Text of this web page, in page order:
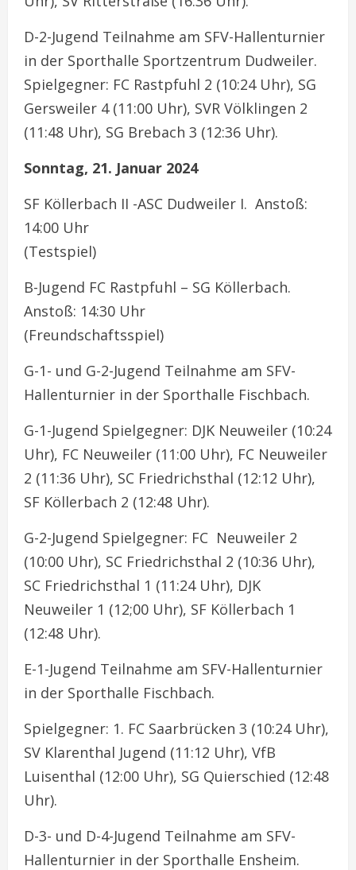
D-2-Jugend Teilnahme am SFV-Hallenturnier
in der Sporthalle Sportzentrum Dudweiler.
Spielgegner: FC Rastpfuhl 2 (10:24 Uhr), SG
Gersweiler 4 (11:00 Uhr), SVR Völklingen 2
(11:48 Uhr), SG Brebach 3 (12:36 Uhr).
Sonntag, 21. Januar 2024
SF Köllerbach II -ASC Dudweiler I. Anstoß:
14:00 Uhr
(Testspiel)
B-Jugend FC Rastpfuhl – SG Köllerbach.
Anstoß: 14:30 Uhr
(Freundschaftsspiel)
G-1- und G-2-Jugend Teilnahme am SFV-
Hallenturnier in der Sporthalle Fischbach.
G-1-Jugend Spielgegner: DJK Neuweiler (10:24
Uhr), FC Neuweiler (11:00 Uhr), FC Neuweiler
2 (11:36 Uhr), SC Friedrichsthal (12:12 Uhr),
SF Köllerbach 2 (12:48 Uhr).
G-2-Jugend Spielgegner: FC Neuweiler 2
(10:00 Uhr), SC Friedrichsthal 2 (10:36 Uhr),
SC Friedrichsthal 1 (11:24 Uhr), DJK
Neuweiler 1 (12;00 Uhr), SF Köllerbach 1
(12:48 Uhr).
E-1-Jugend Teilnahme am SFV-Hallenturnier
in der Sporthalle Fischbach.
Spielgegner: 1. FC Saarbrücken 3 (10:24 Uhr),
SV Klarenthal Jugend (11:12 Uhr), VfB
Luisenthal (12:00 Uhr), SG Quierschied (12:48
Uhr).
D-3- und D-4-Jugend Teilnahme am SFV-
Hallenturnier in der Sporthalle Ensheim.